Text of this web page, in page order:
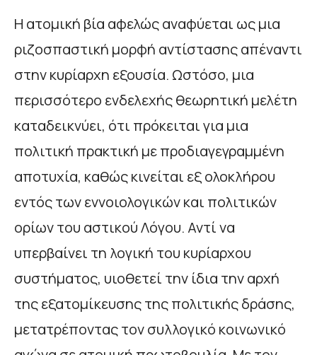
Η ατομική βία αφελώς αναφύεται ως μια
ριζοσπαστική μορφή αντίστασης απέναντι
στην κυρίαρχη εξουσία. Ωστόσο, μια
περισσότερο ενδελεχής θεωρητική μελέτη
καταδεικνύει, ότι πρόκειται για μια
πολιτική πρακτική με προδιαγεγραμμένη
αποτυχία, καθώς κινείται εξ ολοκλήρου
εντός των εννοιολογικών και πολιτικών
ορίων του αστικού Λόγου. Αντί να
υπερβαίνει τη λογική του κυρίαρχου
συστήματος, υιοθετεί την ίδια την αρχή
της εξατομίκευσης της πολιτικής δράσης,
μετατρέποντας τον συλλογικό κοινωνικό